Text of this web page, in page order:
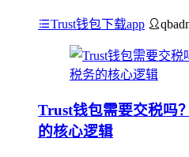
Trust钱包下载app
Trust钱包需要交税吗
的核心逻辑